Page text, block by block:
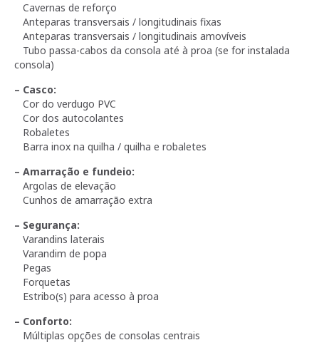
Cavernas de reforço
Anteparas transversais / longitudinais fixas
Anteparas transversais / longitudinais amovíveis
Tubo passa-cabos da consola até à proa (se for instalada
consola)
– Casco:
Cor do verdugo PVC
Cor dos autocolantes
Robaletes
Barra inox na quilha / quilha e robaletes
– Amarração e fundeio:
Argolas de elevação
Cunhos de amarração extra
– Segurança:
Varandins laterais
Varandim de popa
Pegas
Forquetas
Estribo(s) para acesso à proa
– Conforto:
Múltiplas opções de consolas centrais